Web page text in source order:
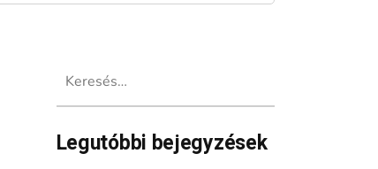
Legutóbbi bejegyzések